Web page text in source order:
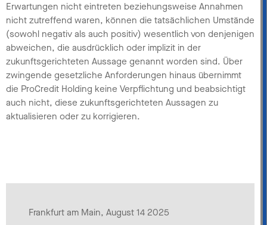
Erwartungen nicht eintreten beziehungsweise Annahmen
nicht zutreffend waren, können die tatsächlichen Umstände
(sowohl negativ als auch positiv) wesentlich von denjenigen
abweichen, die ausdrücklich oder implizit in der
zukunftsgerichteten Aussage genannt worden sind. Über
zwingende gesetzliche Anforderungen hinaus übernimmt
die ProCredit Holding keine Verpflichtung und beabsichtigt
auch nicht, diese zukunftsgerichteten Aussagen zu
aktualisieren oder zu korrigieren.
Frankfurt am Main, August 14 2025